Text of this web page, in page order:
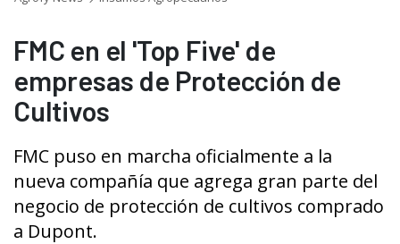
FMC en el 'Top Five' de
empresas de Protección de
Cultivos
FMC puso en marcha oficialmente a la
nueva compañía que agrega gran parte del
negocio de protección de cultivos comprado
a Dupont.